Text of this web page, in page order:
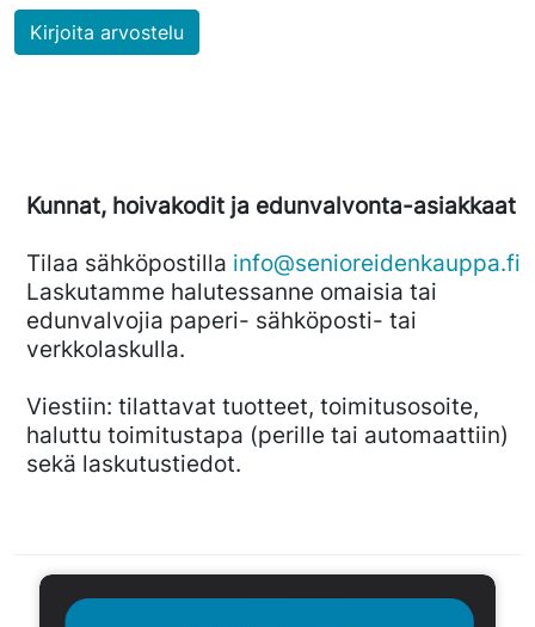
Kirjoita arvostelu
Kunnat, hoivakodit ja edunvalvonta-asiakkaat
Tilaa sähköpostilla info@senioreidenkauppa.fi
Laskutamme halutessanne omaisia tai
edunvalvojia paperi- sähköposti- tai
verkkolaskulla.
Viestiin: tilattavat tuotteet, toimitusosoite,
haluttu toimitustapa (perille tai automaattiin)
sekä laskutustiedot.